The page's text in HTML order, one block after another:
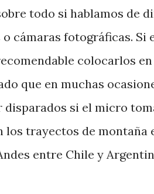
todo si hablamos de
cámaras fotográficas. Si
colocarlos
que en muchas
disparados si el micro
los trayectos de montaña
entre Chile y